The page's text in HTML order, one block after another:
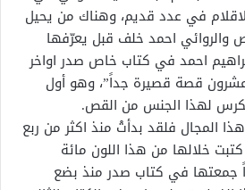
في عدد قديم، وهناك من يحيل
والروائي احمد خلف قبل يعرّفها
احمد في كتاب خاص صدر اواخر
قصة قصيرة جداً”، وهو أول
لهذا الجنس من القص.
المجال فلقد بدأتْ منذ اكثر من ربع
خلالها من هذا اللون مائة
في كتاب صدر منذ بضع